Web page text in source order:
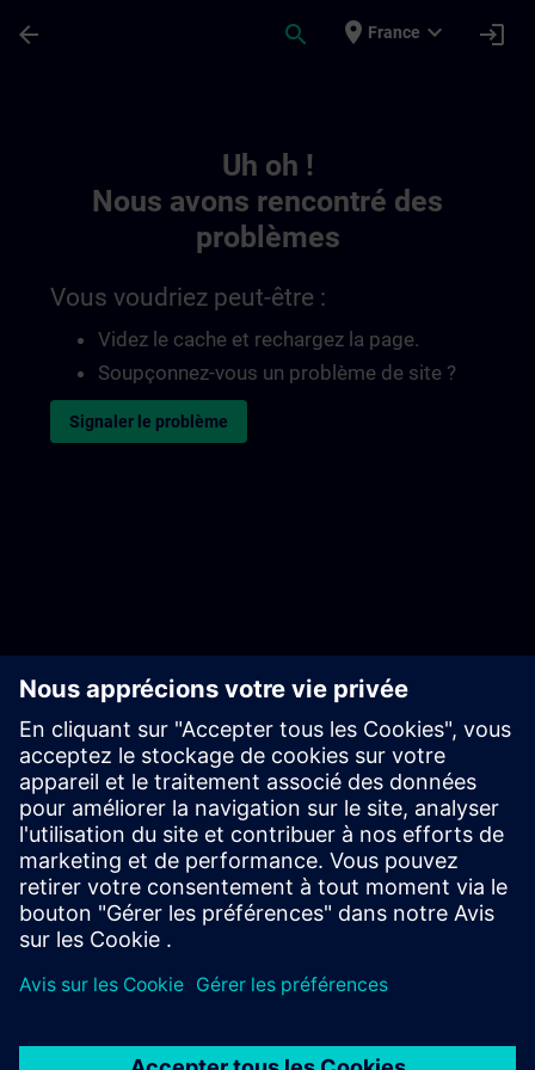
arrow_back search place France expand_more login
Uh oh !
Nous avons rencontré des
problèmes
Vous voudriez peut-être :
Videz le cache et rechargez la page.
Soupçonnez-vous un problème de site ?
Signaler le problème